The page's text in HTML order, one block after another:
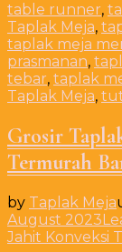
table runner,
Taplak Meja,
taplak meja
prasmanan,
tebar, taplak
Taplak Meja,
Grosir
Termurah
by Taplak Meja
August 2023
Jahit Konveksi